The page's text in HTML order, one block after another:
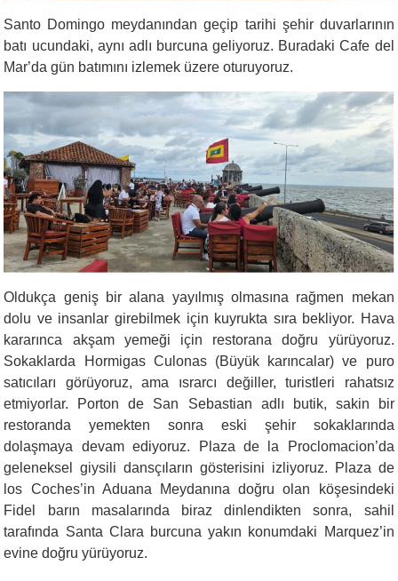
Santo Domingo meydanından geçip tarihi şehir duvarlarının
batı ucundaki, aynı adlı burcuna geliyoruz. Buradaki Cafe del
Mar’da gün batımını izlemek üzere oturuyoruz.
Oldukça geniş bir alana yayılmış olmasına rağmen mekan
dolu ve insanlar girebilmek için kuyrukta sıra bekliyor. Hava
kararınca akşam yemeği için restorana doğru yürüyoruz.
Sokaklarda Hormigas Culonas (Büyük karıncalar) ve puro
satıcıları görüyoruz, ama ısrarcı değiller, turistleri rahatsız
etmiyorlar. Porton de San Sebastian adlı butik, sakin bir
restoranda yemekten sonra eski şehir sokaklarında
dolaşmaya devam ediyoruz. Plaza de la Proclomacion’da
geleneksel giysili dansçıların gösterisini izliyoruz. Plaza de
los Coches’in Aduana Meydanına doğru olan köşesindeki
Fidel barın masalarında biraz dinlendikten sonra, sahil
tarafında Santa Clara burcuna yakın konumdaki Marquez’in
evine doğru yürüyoruz.